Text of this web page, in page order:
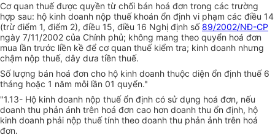
Cơ quan thuế được quyền từ chối bán hoá đơn trong các trường
hợp sau: hộ kinh doanh nộp thuế khoán ổn định vi phạm các điều 14
(trừ điểm 1, điểm 2), điều 15, điều 16 Nghị định số89/2002/NĐ-CP
ngày 7/11/2002 của Chính phủ; không mang theo quyển hoá đơn
mua lần trước liền kề để cơ quan thuế kiểm tra; kinh doanh nhưng
chậm nộp thuế, dây dưa tiền thuế.
Số lượng bán hoá đơn cho hộ kinh doanh thuộc diện ổn định thuế 6
tháng hoặc 1 năm mỗi lần 01 quyển."
"1.13- Hộ kinh doanh nộp thuế ổn định có sử dụng hoá đơn, nếu
doanh thu phản ánh trên hoá đơn cao hơn doanh thu ổn định, hộ
kinh doanh phải nộp thuế tính theo doanh thu phản ảnh trên hoá
đơn.